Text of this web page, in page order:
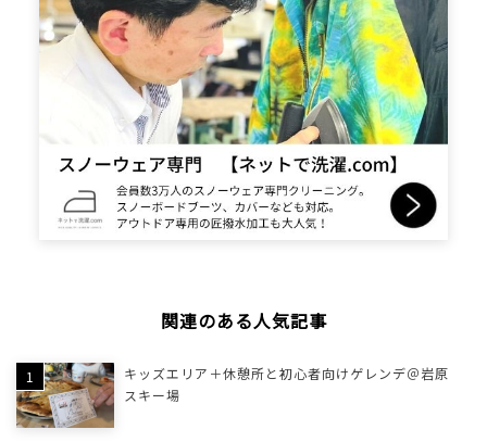
関連のある人気記事
キッズエリア＋休憩所と初心者向けゲレンデ＠岩原
スキー場